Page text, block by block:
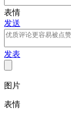
表情
发送
发表
图片
表情